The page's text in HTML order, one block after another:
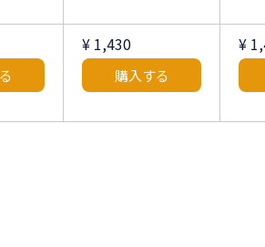
¥ 1,430
購入する
¥